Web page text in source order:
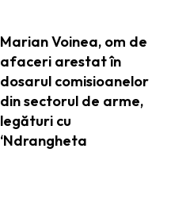
Marian Voinea, om de
afaceri arestat în
dosarul comisioanelor
din sectorul de arme,
legături cu
‘Ndrangheta